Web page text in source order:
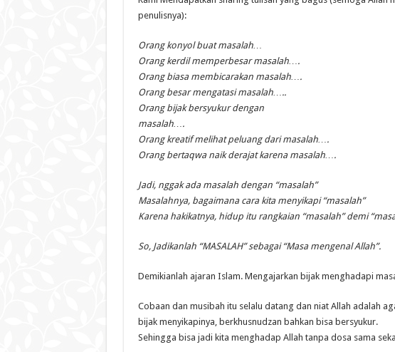
penulisnya):
Orang konyol buat masalah…
Orang kerdil memperbesar masalah….
Orang biasa membicarakan masalah….
Orang besar mengatasi masalah…..
Orang bijak bersyukur dengan
masalah….
Orang kreatif melihat peluang dari masalah….
Orang bertaqwa naik derajat karena masalah….
Jadi, nggak ada masalah dengan “masalah”
Masalahnya, bagaimana cara kita menyikapi “masalah”
Karena hakikatnya, hidup itu rangkaian “masalah” demi
So, Jadikanlah “MASALAH” sebagai “Masa mengenal Allah”.
Demikianlah ajaran Islam. Mengajarkan bijak menghadapi
Cobaan dan musibah itu selalu datang dan niat Allah adalah
bijak menyikapinya, berkhusnudzan bahkan bisa bersyukur.
Sehingga bisa jadi kita menghadap Allah tanpa dosa sama